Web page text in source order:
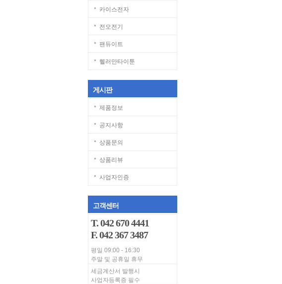
카이스전자
전오전기
팬듀이트
헬러만타이툰
게시판
제품정보
공지사항
상품문의
상품리뷰
사업자인증
고객센터
T. 042 670 4441
F. 042 367 3487
평일 09:00 - 16:30
주말 및 공휴일 휴무
세금계산서 발행시
사업자등록증 필수